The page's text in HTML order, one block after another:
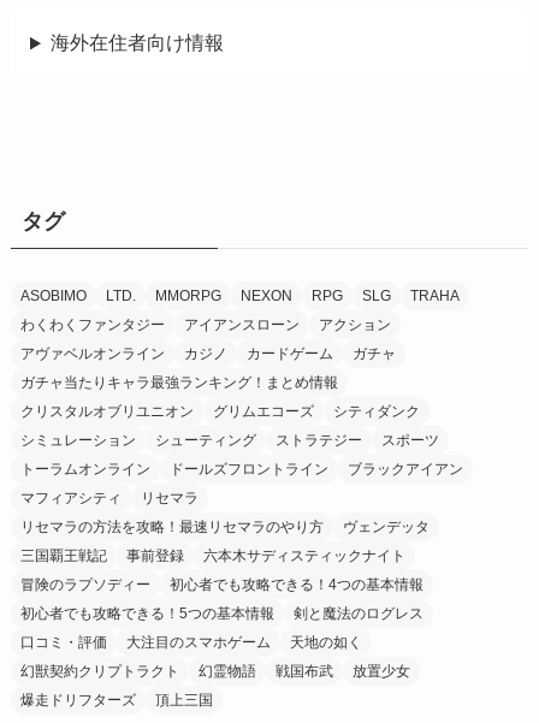
海外在住者向け情報
タグ
ASOBIMO LTD. MMORPG NEXON RPG SLG
TRAHA
わくわくファンタジー
アイアンスローン
アクション
アヴァベルオンライン
カジノ カードゲーム
ガチャ
ガチャ当たりキャラ最強ランキング！まとめ情報
クリスタルオブリユニオン
グリムエコーズ
シティダンク
シミュレーション
シューティング ストラテジー
スポーツ
トーラムオンライン
ドールズフロントライン
ブラックアイアン
マフィアシティ
リセマラ
リセマラの方法を攻略！最速リセマラのやり方
ヴェンデッタ
三国覇王戦記
事前登録
六本木サディスティックナイト
冒険のラプソディー
初心者でも攻略できる！4つの基本情報
初心者でも攻略できる！5つの基本情報
剣と魔法のログレス
口コミ・評価
大注目のスマホゲーム
天地の如く
幻獣契約クリプトラクト
幻霊物語 戦国布武
放置少女
爆走ドリフターズ
頂上三国